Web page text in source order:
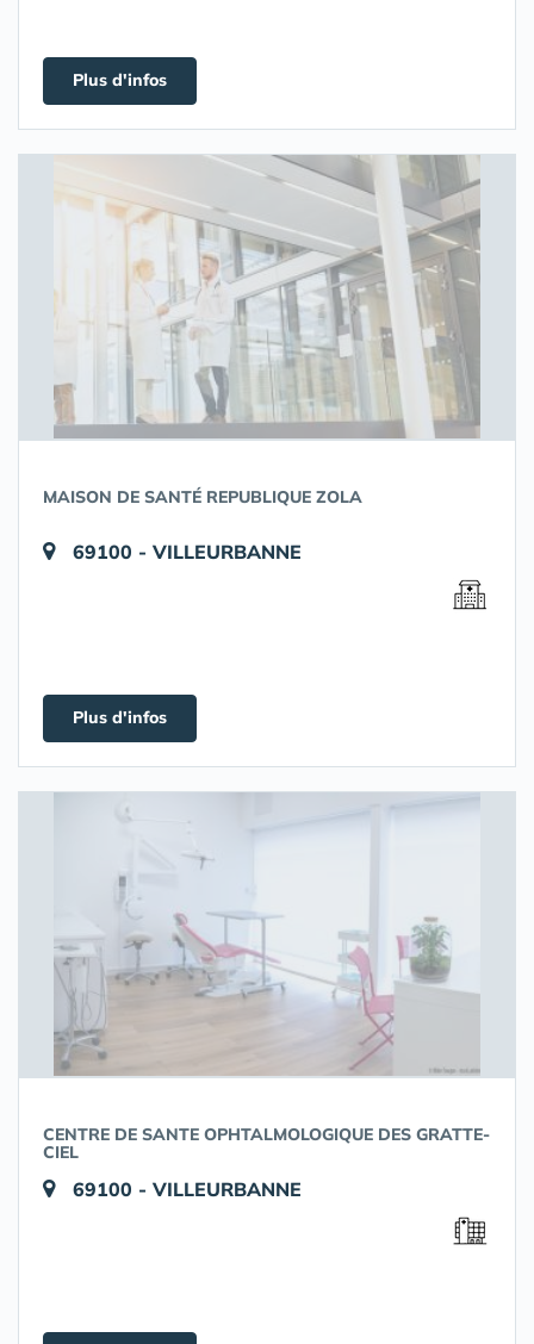
Plus d'infos
MAISON DE SANTÉ REPUBLIQUE ZOLA
69100 - VILLEURBANNE
Plus d'infos
CENTRE DE SANTE OPHTALMOLOGIQUE DES GRATTE-
CIEL
69100 - VILLEURBANNE